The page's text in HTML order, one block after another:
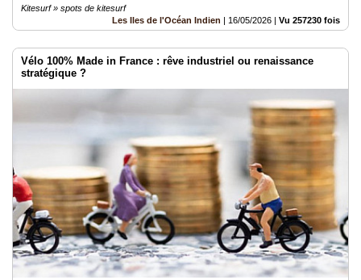
Kitesurf » spots de kitesurf
Les Iles de l'Océan Indien | 16/05/2026 | Vu 257230 fois
Vélo 100% Made in France : rêve industriel ou renaissance
stratégique ?